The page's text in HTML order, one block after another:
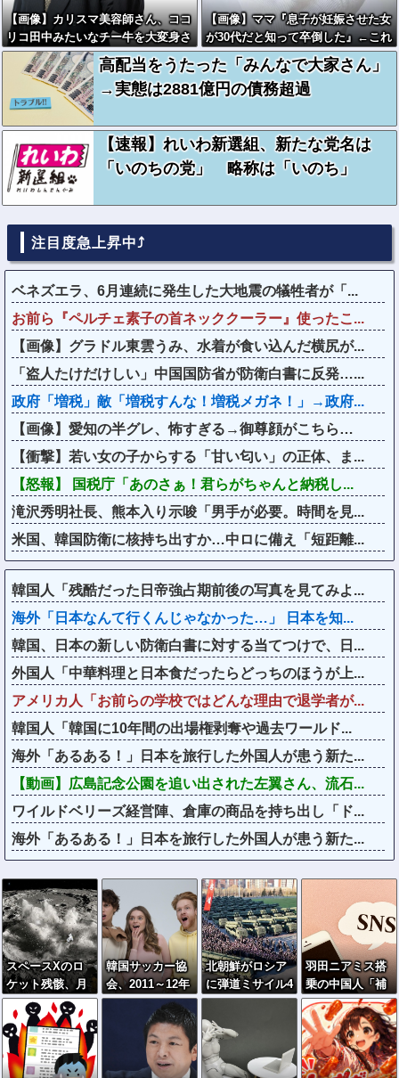
【画像】カリスマ美容師さん、ココ
リコ田中みたいなチー牛を大変身さ
せた結果がこちらw w w w w w w
w w w w
【画像】ママ『息子が妊娠させた女
が30代だと知って卒倒した』←これ
高配当をうたった「みんなで大家さん」
→実態は2881億円の債務超過
【速報】れいわ新選組、新たな党名は
「いのちの党」 略称は「いのち」
注目度急上昇中⤴
ベネズエラ、6月連続に発生した大地震の犠牲者が「...
お前ら『ペルチェ素子の首ネッククーラー』使ったこ...
【画像】グラドル東雲うみ、水着が食い込んだ横尻が...
「盗人たけだけしい」中国国防省が防衛白書に反発…...
政府「増税」敵「増税すんな！増税メガネ！」→政府...
【画像】愛知の半グレ、怖すぎる→御尊顔がこちら…
【衝撃】若い女の子からする「甘い匂い」の正体、ま...
【怒報】 国税庁「あのさぁ！君らがちゃんと納税し...
滝沢秀明社長、熊本入り示唆「男手が必要。時間を見...
米国、韓国防衛に核持ち出すか…中ロに備え「短距離...
韓国人「残酷だった日帝強占期前後の写真を見てみよ...
海外「日本なんて行くんじゃなかった…」 日本を知...
韓国、日本の新しい防衛白書に対する当てつけで、日...
外国人「中華料理と日本食だったらどっちのほうが上...
アメリカ人「お前らの学校ではどんな理由で退学者が...
韓国人「韓国に10年間の出場権剥奪や過去ワールド...
海外「あるある！」日本を旅行した外国人が患う新た...
【動画】広島記念公園を追い出された左翼さん、流石...
ワイルドベリーズ経営陣、倉庫の商品を持ち出し「ド...
海外「あるある！」日本を旅行した外国人が患う新た...
スペースXのロ
ケット残骸、月
面に衝突か…フ
ァルコン9の上
段！
韓国サッカー協
会、2011～12年
に国際審判員ら
を性接待
北朝鮮がロシア
に弾道ミサイル4
0発供与、ミサイ
ル部隊90人派遣
開始…さらに80
発見通し！
羽田ニアミス搭
乗の中国人「補
償も見舞いもな
い」中国ネット
「いや要らんや
ろ」